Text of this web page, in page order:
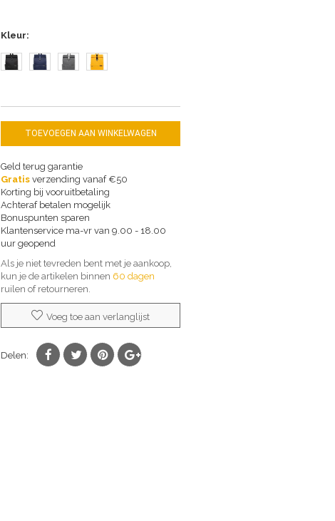
Kleur
TOEVOEGEN AAN WINKELWAGEN
Geld terug garantie
Gratis verzending vanaf €50
Korting bij vooruitbetaling
Achteraf betalen mogelijk
Bonuspunten sparen
Klantenservice ma-vr van 9.00 - 18.00
uur geopend
Als je niet tevreden bent met je aankoop,
kun je de artikelen binnen 60 dagen
ruilen of retourneren.
Voeg toe aan verlanglijst
Delen: